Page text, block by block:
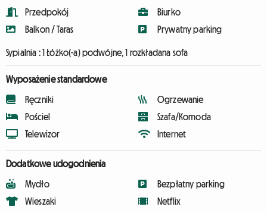
Przedpokój
Balkon / Taras
Biurko
Prywatny parking
Sypialnia :1 Łóżko(-a) podwójne, 1 rozkładana sofa
Wyposażenie standardowe
Ręczniki
Pościel
Telewizor
Ogrzewanie
Szafa/Komoda
Internet
Dodatkowe udogodnienia
Mydło
Wieszaki
Bezpłatny parking
Netflix